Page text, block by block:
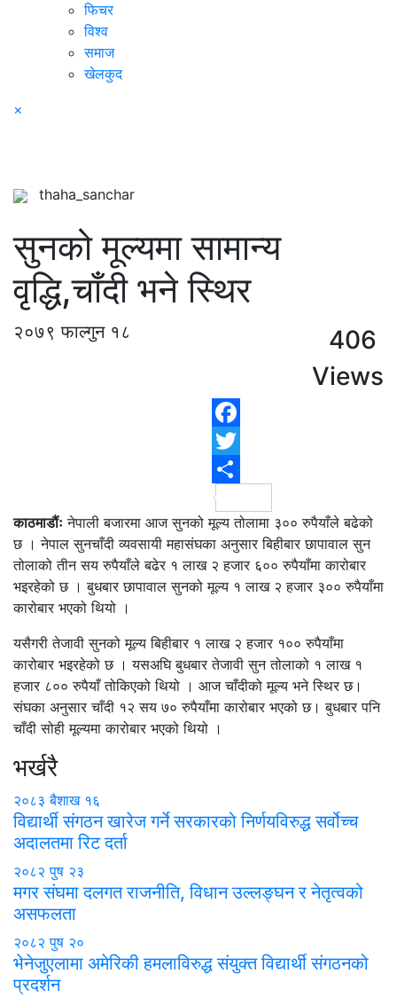
फिचर
विश्व
समाज
खेलकुद
×
thaha_sanchar
सुनको मूल्यमा सामान्य
वृद्धि,चाँदी भने स्थिर
२०७९ फाल्गुन १८
406
Views
काठमाडौंः नेपाली बजारमा आज सुनको मूल्य तोलामा ३०० रुपैयाँले बढेको
छ । नेपाल सुनचाँदी व्यवसायी महासंघका अनुसार बिहीबार छापावाल सुन
तोलाको तीन सय रुपैयाँले बढेर १ लाख २ हजार ६०० रुपैयाँमा कारोबार
भइरहेको छ । बुधबार छापावाल सुनको मूल्य १ लाख २ हजार ३०० रुपैयाँमा
कारोबार भएको थियो ।
यसैगरी तेजावी सुनको मूल्य बिहीबार १ लाख २ हजार १०० रुपैयाँमा
कारोबार भइरहेको छ । यसअघि बुधबार तेजावी सुन तोलाको १ लाख १
हजार ८०० रुपैयाँ तोकिएको थियो । आज चाँदीको मूल्य भने स्थिर छ।
संघका अनुसार चाँदी १२ सय ७० रुपैयाँमा कारोबार भएको छ। बुधबार पनि
चाँदी सोही मूल्यमा कारोबार भएको थियो ।
भर्खरै
२०८३ बैशाख १६
विद्यार्थी संगठन खारेज गर्ने सरकारको निर्णयविरुद्ध सर्वोच्च
अदालतमा रिट दर्ता
२०८२ पुष २३
मगर संघमा दलगत राजनीति, विधान उल्लङ्घन र नेतृत्वको
असफलता
२०८२ पुष २०
भेनेजुएलामा अमेरिकी हमलाविरुद्ध संयुक्त विद्यार्थी संगठनको
प्रदर्शन